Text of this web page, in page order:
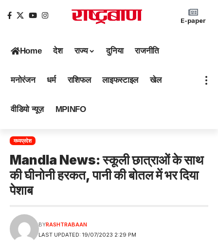
E-paper
Home देश राज्य दुनिया राजनीति
मनोरंजन धर्म राशिफल लाइफस्टाइल खेल
वीडियो न्यूज़ MPINFO
मध्यप्रदेश
Mandla News: स्कूली छात्राओं के साथ
की घीनोनी हरकत, पानी की बोतल में भर दिया
पेशाब
LAST UPDATED: 19/07/2023 2:29 PM
BYRASHTRABAAN